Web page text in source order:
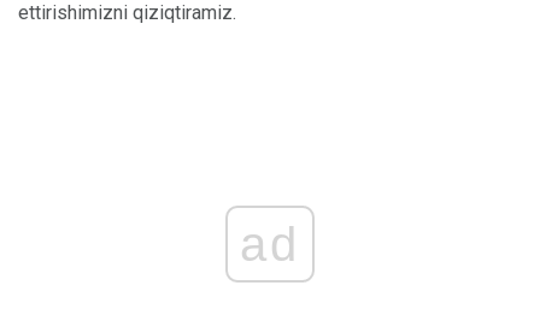
ettirishimizni qiziqtiramiz.
ad